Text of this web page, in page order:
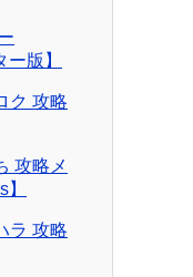
版】
ク 攻略
攻略メ
ラ 攻略